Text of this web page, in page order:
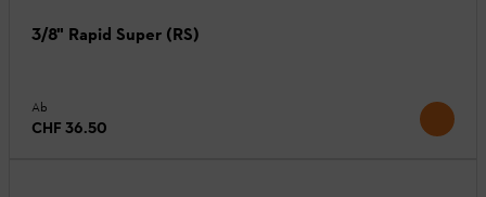
3/8" Rapid Super (RS)
Ab
CHF 36.50